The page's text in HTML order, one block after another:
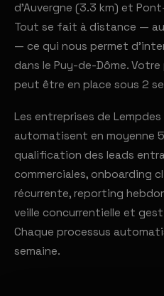
d'Auvergne (3.3 km) et
Tout se fait à distance —
— ce qui nous permet
dans le Puy-de-Dôme.
peut être en place sous 2
Les entreprises de
automatisent en moyenne
qualification des leads
commerciales, onboarding
récurrente, reporting
veille concurrentielle et
Chaque processus
semaine.